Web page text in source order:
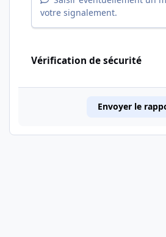
votre signalement.
Vérification de sécurité
Envoyer le